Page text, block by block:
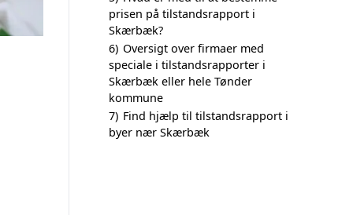
prisen på tilstandsrapport i
Skærbæk?
6) Oversigt over firmaer med
speciale i tilstandsrapporter i
Skærbæk eller hele Tønder
kommune
7) Find hjælp til tilstandsrapport i
byer nær Skærbæk